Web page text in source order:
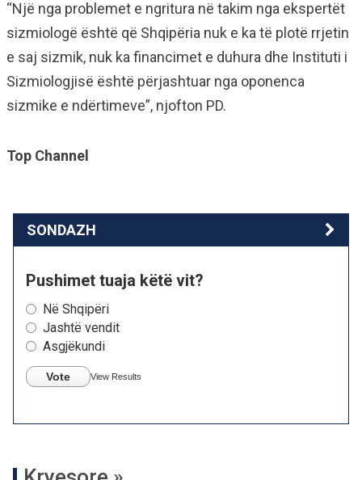
“Një nga problemet e ngritura në takim nga ekspertët
sizmiologë është që Shqipëria nuk e ka të plotë rrjetin
e saj sizmik, nuk ka financimet e duhura dhe Instituti i
Sizmiologjisë është përjashtuar nga oponenca
sizmike e ndërtimeve”, njofton PD.
Top Channel
SONDAZH
Pushimet tuaja këtë vit?
Në Shqipëri
Jashtë vendit
Asgjëkundi
Vote View Results